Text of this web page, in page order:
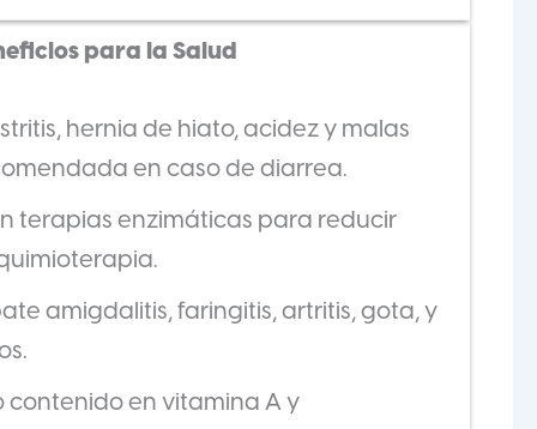
para la Salud
hernia de hiato, acidez y malas
en caso de diarrea.
terapias enzimáticas para reducir
amigdalitis, faringitis, artritis, gota, y
contenido en vitamina A y